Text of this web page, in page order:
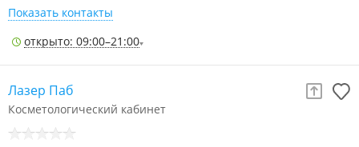
Показать контакты
открыто: 09:00–21:00
Лазер Паб
Косметологический кабинет